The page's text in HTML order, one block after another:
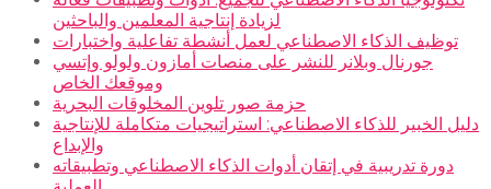
لزيادة إنتاجية المعلمين والباحثين
توظيف الذكاء الاصطناعي لعمل أنشطة تفاعلية واختبارات
جورنال وبلانر للنشر على منصات أمازون ولولو وإتسي
وموقعك الخاص
حزمة صور تلوين المخلوقات البحرية
دليل الخبير للذكاء الاصطناعي: استراتيجيات متكاملة للإنتاجية
والإبداع
دورة تدريبية في إتقان أدوات الذكاء الاصطناعي وتطبيقاته